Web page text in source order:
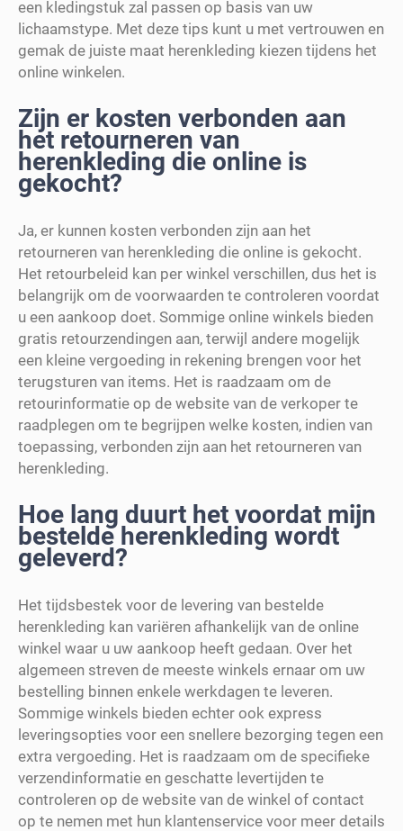
een kledingstuk zal passen op basis van uw
lichaamstype. Met deze tips kunt u met vertrouwen en
gemak de juiste maat herenkleding kiezen tijdens het
online winkelen.
Zijn er kosten verbonden aan
het retourneren van
herenkleding die online is
gekocht?
Ja, er kunnen kosten verbonden zijn aan het
retourneren van herenkleding die online is gekocht.
Het retourbeleid kan per winkel verschillen, dus het is
belangrijk om de voorwaarden te controleren voordat
u een aankoop doet. Sommige online winkels bieden
gratis retourzendingen aan, terwijl andere mogelijk
een kleine vergoeding in rekening brengen voor het
terugsturen van items. Het is raadzaam om de
retourinformatie op de website van de verkoper te
raadplegen om te begrijpen welke kosten, indien van
toepassing, verbonden zijn aan het retourneren van
herenkleding.
Hoe lang duurt het voordat mijn
bestelde herenkleding wordt
geleverd?
Het tijdsbestek voor de levering van bestelde
herenkleding kan variëren afhankelijk van de online
winkel waar u uw aankoop heeft gedaan. Over het
algemeen streven de meeste winkels ernaar om uw
bestelling binnen enkele werkdagen te leveren.
Sommige winkels bieden echter ook express
leveringsopties voor een snellere bezorging tegen een
extra vergoeding. Het is raadzaam om de specifieke
verzendinformatie en geschatte levertijden te
controleren op de website van de winkel of contact
op te nemen met hun klantenservice voor meer details